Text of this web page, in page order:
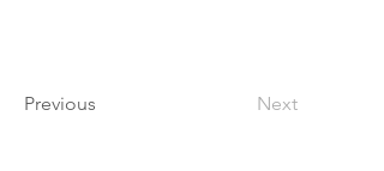
Previous Next